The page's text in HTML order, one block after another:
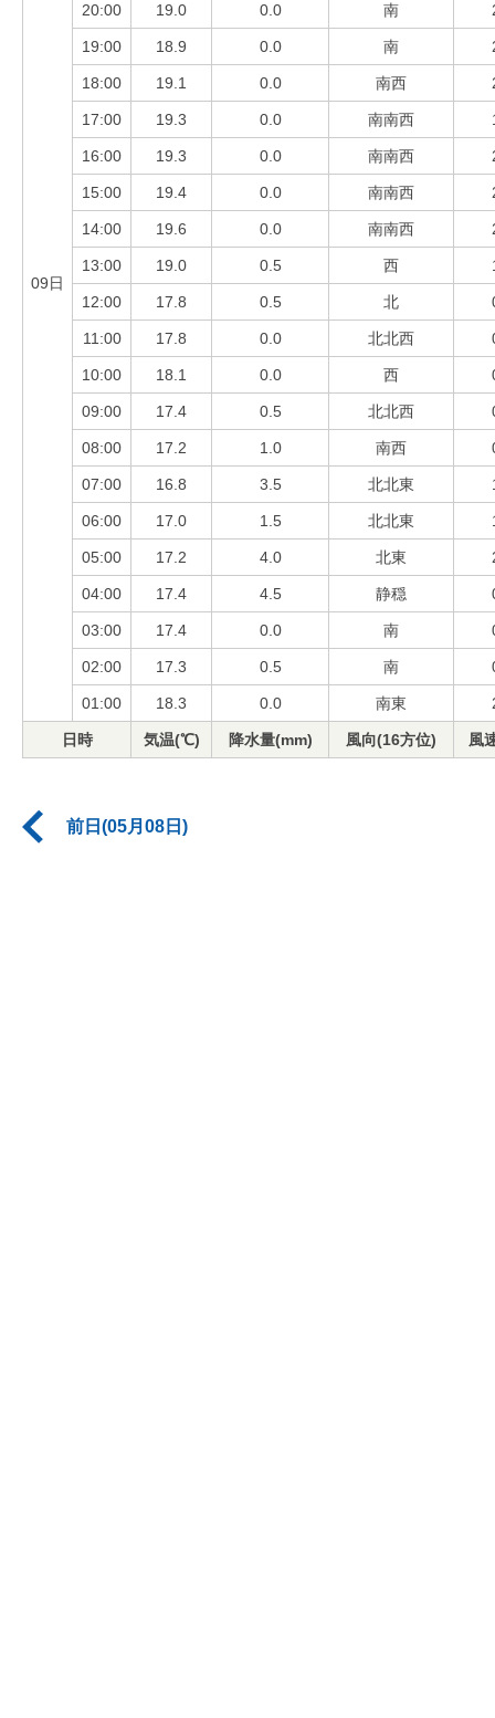
09日
20:00 19.0 0.0 南
19:00 18.9 0.0 南
18:00 19.1 0.0 南西
17:00 19.3 0.0 南南西
16:00 19.3 0.0 南南西
15:00 19.4 0.0 南南西
14:00 19.6 0.0 南南西
13:00 19.0 0.5 西
12:00 17.8 0.5 北
11:00 17.8 0.0 北北西
10:00 18.1 0.0 西
09:00 17.4 0.5 北北西
08:00 17.2 1.0 南西
07:00 16.8 3.5 北北東
06:00 17.0 1.5 北北東
05:00 17.2 4.0 北東
04:00 17.4 4.5 静穏
03:00 17.4 0.0 南
02:00 17.3 0.5 南
01:00 18.3 0.0 南東
日時 気温(℃) 降水量(mm) 風向(16方位) 風
前日(05月08日)